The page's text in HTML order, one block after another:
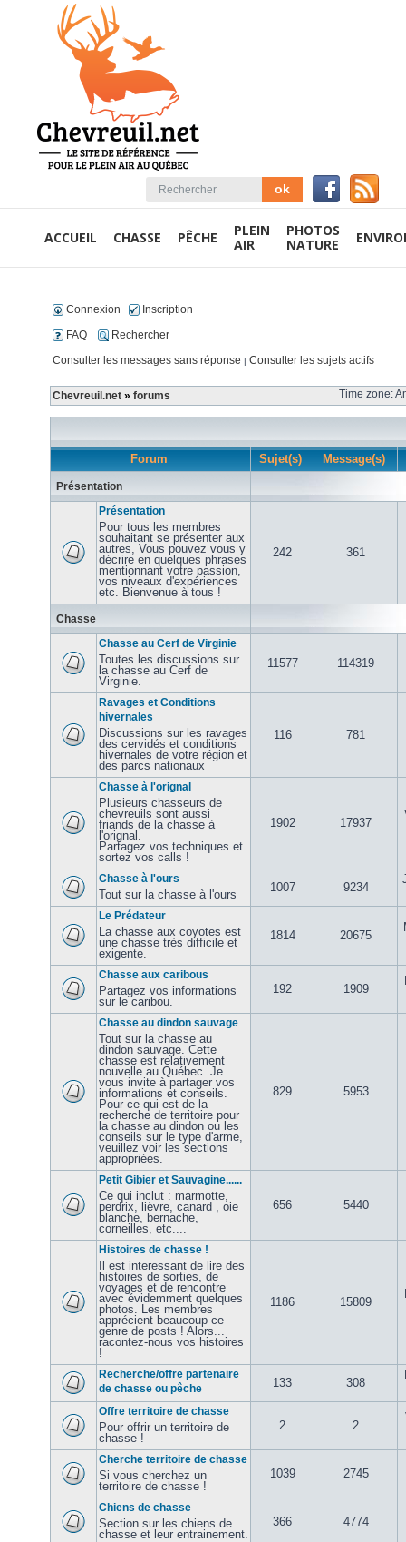
ACCUEIL CHASSE PÊCHE
PLEIN
AIR
PHOTOS
NATURE
Connexion
Inscription
FAQ
Rechercher
Consulter les messages sans réponse | Consulter les sujets actifs
Chevreuil.net » forums Time zone:
Forum Sujet(s) Message(s)
Présentation
Présentation
Pour tous les membres
souhaitant se présenter aux
autres, Vous pouvez vous y
décrire en quelques phrases
mentionnant votre passion,
vos niveaux d'expériences
etc. Bienvenue à tous !
242 361
Chasse
Chasse au Cerf de Virginie
Toutes les discussions sur
la chasse au Cerf de
Virginie.
11577 114319
Ravages et Conditions
hivernales
Discussions sur les ravages
des cervidés et conditions
hivernales de votre région et
des parcs nationaux
116 781
Chasse à l'orignal
Plusieurs chasseurs de
chevreuils sont aussi
friands de la chasse à
l'orignal.
Partagez vos techniques et
sortez vos calls !
1902 17937
Chasse à l'ours
Tout sur la chasse à l'ours
1007 9234
Le Prédateur
La chasse aux coyotes est
une chasse très difficile et
exigente.
1814 20675
Chasse aux caribous
Partagez vos informations
sur le caribou.
192 1909
Chasse au dindon sauvage
Tout sur la chasse au
dindon sauvage. Cette
chasse est relativement
nouvelle au Québec. Je
vous invite à partager vos
informations et conseils.
Pour ce qui est de la
recherche de territoire pour
la chasse au dindon ou les
conseils sur le type d'arme,
veuillez voir les sections
appropriées.
829 5953
Petit Gibier et Sauvagine......
Ce qui inclut : marmotte,
perdrix, lièvre, canard , oie
blanche, bernache,
corneilles, etc....
656 5440
Histoires de chasse !
Il est interessant de lire des
histoires de sorties, de
voyages et de rencontre
avec évidemment quelques
photos. Les membres
apprécient beaucoup ce
genre de posts ! Alors...
racontez-nous vos histoires
!
1186 15809
Recherche/offre partenaire
de chasse ou pêche
133 308
Offre territoire de chasse
Pour offrir un territoire de
chasse !
2 2
Cherche territoire de chasse
Si vous cherchez un
territoire de chasse !
1039 2745
Chiens de chasse
Section sur les chiens de
chasse et leur entrainement.
366 4774